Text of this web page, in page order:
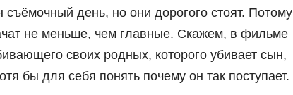
день, но они дорогого стоят. Потому
не меньше, чем главные. Скажем, в фильме
своих родных, которого убивает сын,
бы для себя понять почему он так поступает.